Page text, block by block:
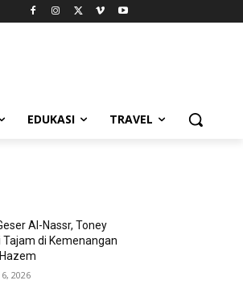
EDUKASI TRAVEL
Al-Nassr, Toney
Tajam di Kemenangan
2026